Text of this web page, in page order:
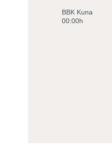
BBK Kuna
00:00h